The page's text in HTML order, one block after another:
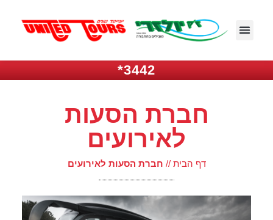
3442*
חברת הסעות
לאירועים
דף הבית // חברת הסעות לאירועים